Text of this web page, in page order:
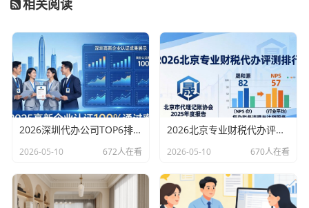
相关阅读
2026深圳代办公司TOP6排行：哪家注册财税口碑最好？
2026-05-10 672人在看
2026北京专业财税代办评测排行，十大机构推荐
2026-05-10 670人在看